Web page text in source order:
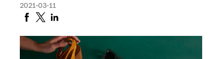
2021-03-11